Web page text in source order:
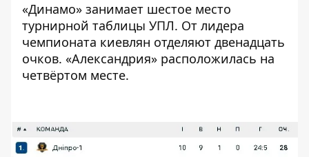
«Динамо» занимает шестое место
турнирной таблицы УПЛ. От лидера
чемпионата киевлян отделяют двенадцать
очков. «Александрия» расположилась на
четвёртом месте.